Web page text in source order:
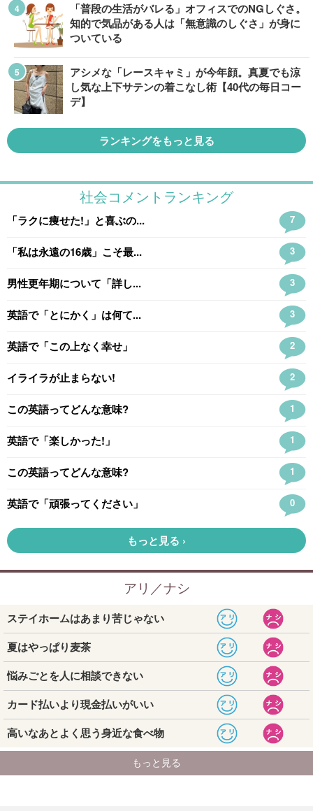
「普段の生活がバレる」オフィスでのNGしぐさ。
知的で気品がある人は「無意識のしぐさ」が身に
ついている
アシメな「レースキャミ」が今年顔。真夏でも涼
し気な上下サテンの着こなし術【40代の毎日コー
デ】
ランキングをもっと見る